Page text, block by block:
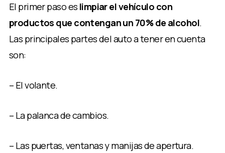
El primer paso es limpiar el vehículo con
productos que contengan un 70% de alcohol.
Las principales partes del auto a tener en cuenta
son:
– El volante.
– La palanca de cambios.
– Las puertas, ventanas y manijas de apertura.